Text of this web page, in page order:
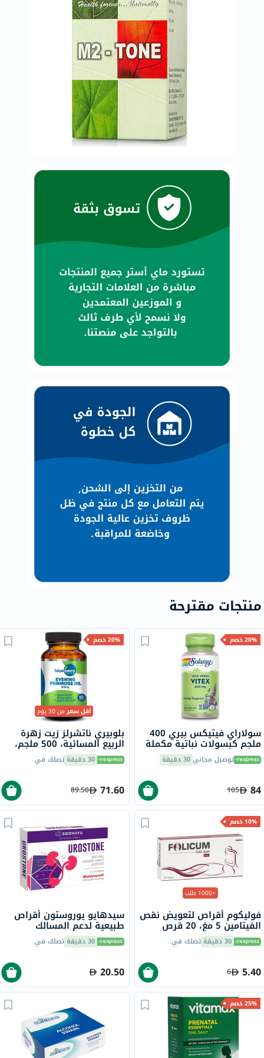
منتجات مقترحة
20% خصم
سولاراي فيتيكس بيري 400
ملجم كبسولات نباتية مكملة
للنساء ™ حزمة من 100
توصيل مجاني30 دقيقة
84
105
20% خصم
أقل سعرمن 30 يوم
بلوبيري ناتشرلز زيت زهرة
الربيع المسائية، 500 ملجم،
60 كبسولة هلامية 30 دقيقة تصلك في
71.60
89.50
10% خصم
+1000 طلب
فوليكوم أقراص لتعويض نقص
الفيتامين 5 مغ، 20 قرص
30 دقيقة تصلك في
5.40
6
سيدهايو يوروستون أقراص
طبيعية لدعم المسالك
البولية، حزمة من 30
30 دقيقة تصلك في
20.50
25% خصم